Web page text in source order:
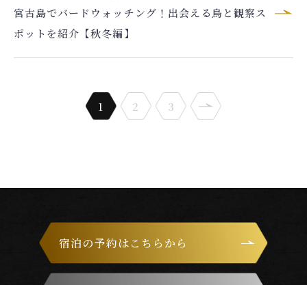
宮古島でバードウォッチング！出会える鳥と観察ス
ポットを紹介【秋冬編】
1 2 3
宿泊の予約はこちらから